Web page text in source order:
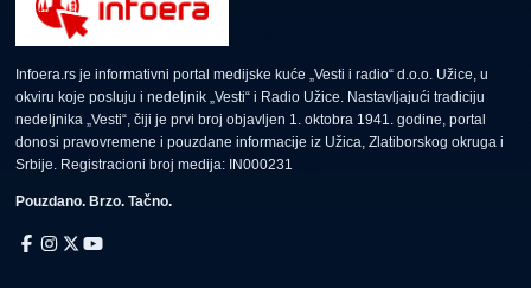
Infoera.rs je informativni portal medijske kuće „Vesti i radio“ d.o.o. Užice, u
okviru koje posluju i nedeljnik „Vesti“ i Radio Užice. Nastavljajući tradiciju
nedeljnika „Vesti“, čiji je prvi broj objavljen 1. oktobra 1941. godine, portal
donosi pravovremene i pouzdane informacije iz Užica, Zlatiborskog okruga i
Srbije. Registracioni broj medija: IN000231
Pouzdano. Brzo. Tačno.